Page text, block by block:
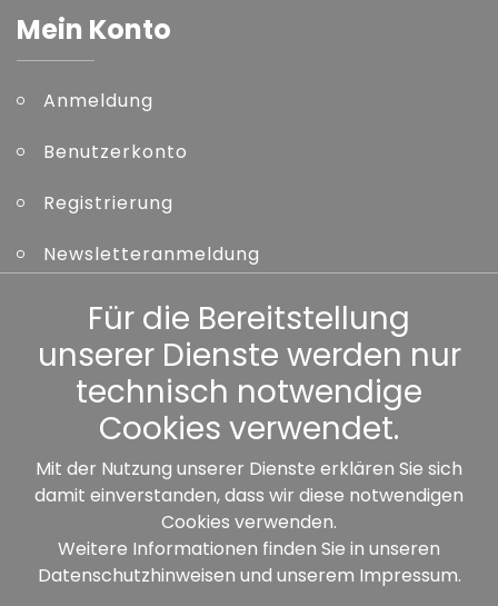
Mein Konto
Anmeldung
Benutzerkonto
Registrierung
Newsletteranmeldung
Kennwort vergessen
Sonstiges
Unsere Partner:
Für die Bereitstellung
unserer Dienste werden nur
technisch notwendige
Cookies verwendet.
Mit der Nutzung unserer Dienste erklären Sie sich
damit einverstanden, dass wir diese notwendigen
Cookies verwenden.
Weitere Informationen finden Sie in unseren
Datenschutzhinweisen und unserem Impressum.